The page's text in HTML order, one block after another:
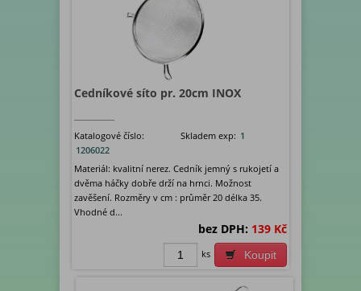
Cedníkové síto pr. 20cm INOX
Katalogové číslo:
1206022
Skladem exp: 1
Materiál: kvalitní nerez. Cedník jemný s rukojetí a
dvěma háčky dobře drží na hrnci. Možnost
zavěšení. Rozměry v cm : průměr 20 délka 35.
Vhodné d...
bez DPH: 139 Kč
Koupit
ks